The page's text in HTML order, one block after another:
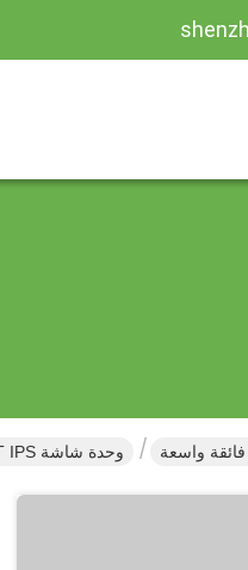
وحدة شاشة LCD TFT IPS مقاس 4.3 بوصة ذات درجة حرارة فائقة الاتساع، 1000 شمعة، 800 × 480 بكسل